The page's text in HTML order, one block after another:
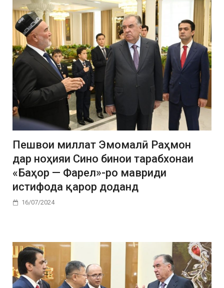
Пешвои миллат Эмомалӣ Раҳмон
дар ноҳияи Сино бинои тарабхонаи
«Баҳор — Фарел»-ро мавриди
истифода қарор доданд
16/07/2024